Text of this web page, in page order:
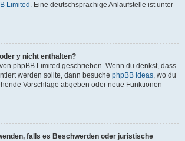
Limited . Eine deutschsprachige Anlaufstelle ist unter
y nicht enthalten?
phpBB Limited geschrieben. Wenn du denkst, dass
werden sollte, dann besuche phpBB Ideas, wo du
Vorschläge abgeben oder neue Funktionen
falls es Beschwerden oder juristische